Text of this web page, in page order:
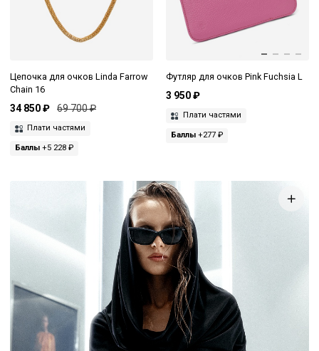
Цепочка для очков Linda Farrow
Chain 16
34 850 ₽ 69 700 ₽
Плати частями
Баллы +5 228 ₽
Футляр для очков Pink Fuchsia L
3 950 ₽
Плати частями
Баллы+277 ₽